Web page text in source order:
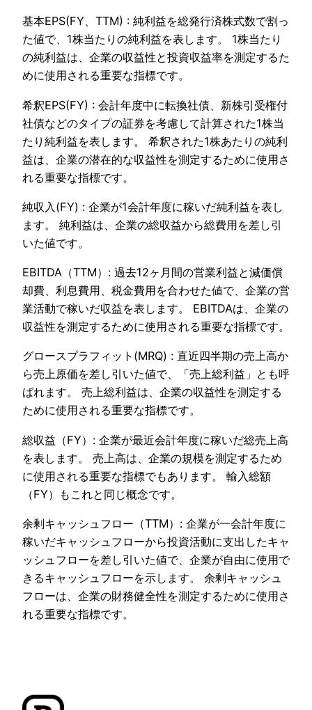
基本EPS(FY、TTM) : 純利益を総発行済株式数で割っ
た値で、1株当たりの純利益を表します。 1株当たり
の純利益は、企業の収益性と投資収益率を測定するた
めに使用される重要な指標です。
希釈EPS(FY) : 会計年度中に転換社債、新株引受権付
社債などのタイプの証券を考慮して計算された1株当
たり純利益を表します。 希釈された1株あたりの純利
益は、企業の潜在的な収益性を測定するために使用さ
れる重要な指標です。
純収入(FY) : 企業が1会計年度に稼いだ純利益を表し
ます。 純利益は、企業の総収益から総費用を差し引
いた値です。
EBITDA（TTM）: 過去12ヶ月間の営業利益と減価償
却費、利息費用、税金費用を合わせた値で、企業の営
業活動で稼いだ収益を表します。 EBITDAは、企業の
収益性を測定するために使用される重要な指標です。
グロースプラフィット(MRQ) : 直近四半期の売上高か
ら売上原価を差し引いた値で、「売上総利益」とも呼
ばれます。 売上総利益は、企業の収益性を測定する
ために使用される重要な指標です。
総収益（FY）: 企業が最近会計年度に稼いだ総売上高
を表します。 売上高は、企業の規模を測定するため
に使用される重要な指標でもあります。 輸入総額
（FY）もこれと同じ概念です。
余剰キャッシュフロー（TTM）: 企業が一会計年度に
稼いだキャッシュフローから投資活動に支出したキャ
ッシュフローを差し引いた値で、企業が自由に使用で
きるキャッシュフローを示します。 余剰キャッシュ
フローは、企業の財務健全性を測定するために使用さ
れる重要な指標です。